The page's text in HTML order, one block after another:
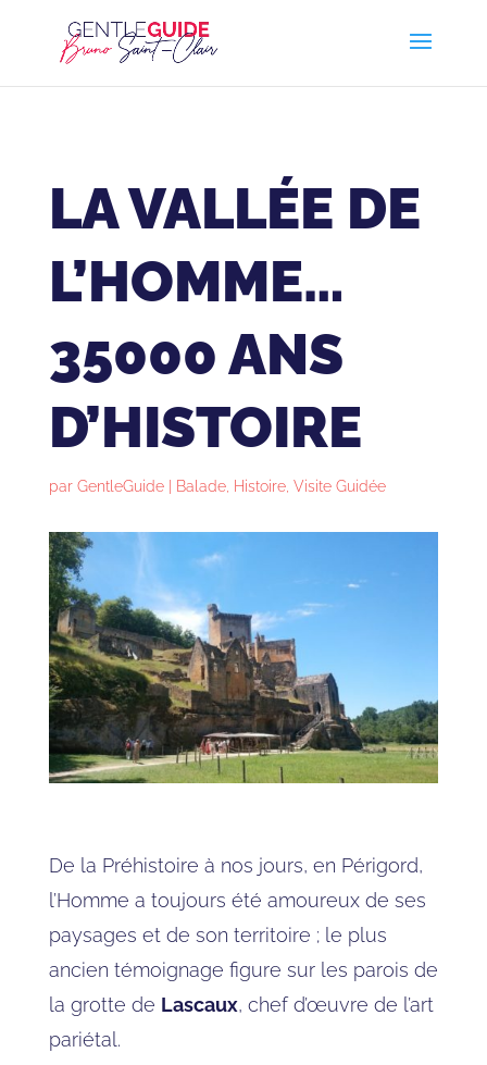
LA VALLÉE DE
L’HOMME…
35000 ANS
D’HISTOIRE
par GentleGuide| Balade, Histoire, Visite Guidée
De la Préhistoire à nos jours, en Périgord,
l’Homme a toujours été amoureux de ses
paysages et de son territoire ; le plus
ancien témoignage figure sur les parois de
la grotte de Lascaux, chef d’œuvre de l’art
pariétal.